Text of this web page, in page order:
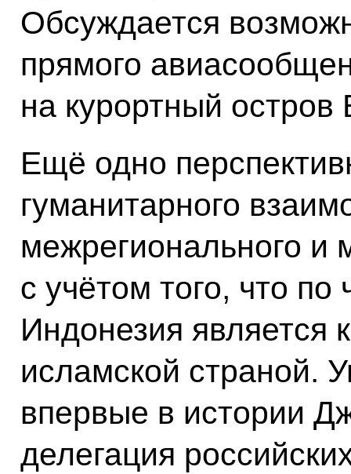
Обсуждается
прямого
на курортный остров
Ещё одно
гуманитарного
межрегионального и
с учётом того, что
Индонезия является
исламской страной.
впервые в истории
делегация